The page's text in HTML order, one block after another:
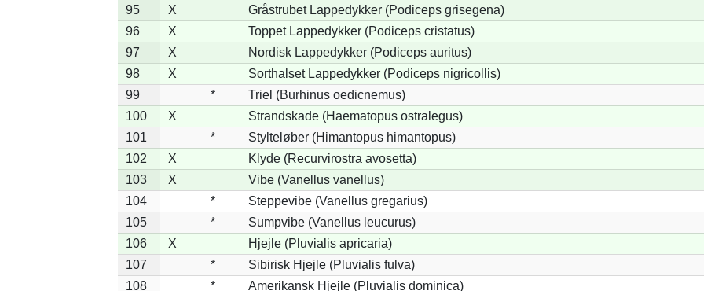
95
X
Gråstrubet Lappedykker (Podiceps grisegena)
96
X
Toppet Lappedykker (Podiceps cristatus)
97
X
Nordisk Lappedykker (Podiceps auritus)
98
X
Sorthalset Lappedykker (Podiceps nigricollis)
99
*
Triel (Burhinus oedicnemus)
100
X
Strandskade (Haematopus ostralegus)
101
*
Stylteløber (Himantopus himantopus)
102
X
Klyde (Recurvirostra avosetta)
103
X
Vibe (Vanellus vanellus)
104
*
Steppevibe (Vanellus gregarius)
105
*
Sumpvibe (Vanellus leucurus)
106
X
Hjejle (Pluvialis apricaria)
107
*
Sibirisk Hjejle (Pluvialis fulva)
108
* Amerikansk Hjejle (Pluvialis dominica)